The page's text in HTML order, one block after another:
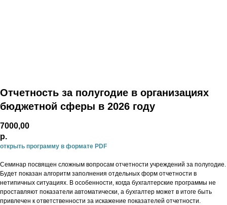
Отчетность за полугодие в организациях
бюджетной сферы в 2026 году
7000,00
р.
открыть программу в формате PDF
Семинар посвящен сложным вопросам отчетности учреждений за полугодие.
Будет показан алгоритм заполнения отдельных форм отчетности в
нетипичных ситуациях. В особенности, когда бухгалтерские программы не
проставляют показатели автоматически, а бухгалтер может в итоге быть
привлечен к ответственности за искажение показателей отчетности.